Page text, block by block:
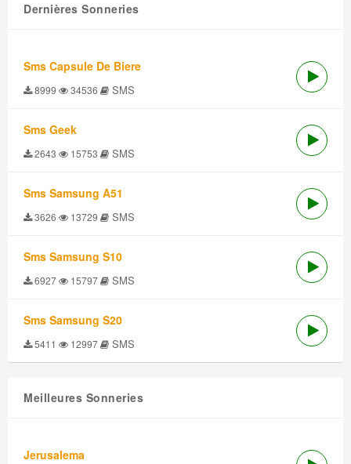
Dernières Sonneries
Sms Capsule De Biere
8999 34536 SMS
Sms Geek
2643 15753 SMS
Sms Samsung A51
3626 13729 SMS
Sms Samsung S10
6927 15797 SMS
Sms Samsung S20
5411 12997 SMS
Meilleures Sonneries
Jerusalema